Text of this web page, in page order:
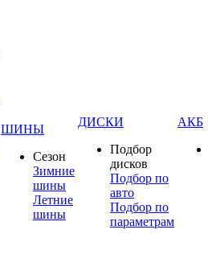
ШИНЫ
Сезон
Зимние
шины
Летние
шины
ДИСКИ
Подбор
дисков
Подбор по
авто
Подбор по
параметрам
АКБ